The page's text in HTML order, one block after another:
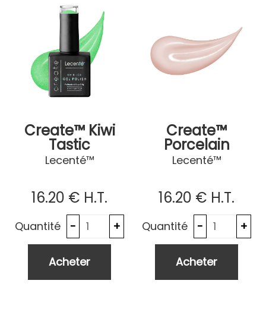
Create™ Kiwi
Tastic
Lecenté™
16.20 € H.T.
Quantité
Create™
Porcelain
Lecenté™
16.20 € H.T.
Quantité